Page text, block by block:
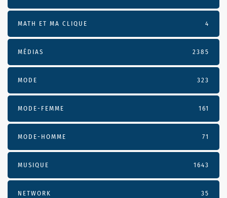
MATH ET MA CLIQUE 4
MÉDIAS 2385
MODE 323
MODE-FEMME 161
MODE-HOMME 71
MUSIQUE 1643
NETWORK 35